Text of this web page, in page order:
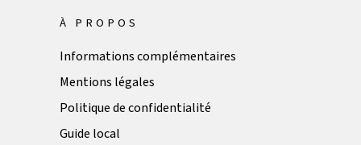
À PROPOS
Informations complémentaires
Mentions légales
Politique de confidentialité
Guide local